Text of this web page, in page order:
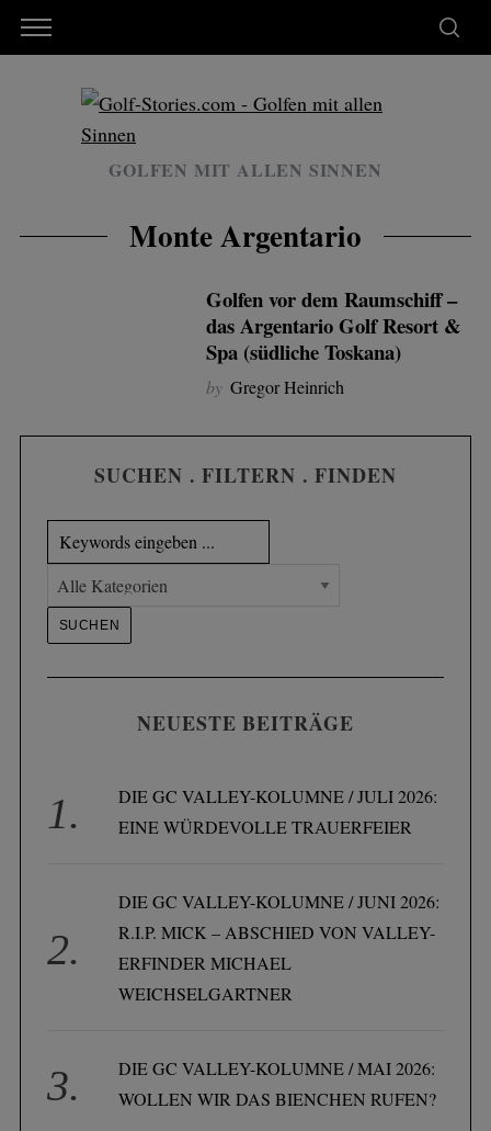
GOLFEN MIT ALLEN SINNEN
Monte Argentario
Golfen vor dem Raumschiff –
das Argentario Golf Resort &
Spa (südliche Toskana)
by Gregor Heinrich
SUCHEN . FILTERN . FINDEN
NEUESTE BEITRÄGE
DIE GC VALLEY-KOLUMNE / JULI 2026:
EINE WÜRDEVOLLE TRAUERFEIER
DIE GC VALLEY-KOLUMNE / JUNI 2026:
R.I.P. MICK – ABSCHIED VON VALLEY-
ERFINDER MICHAEL
WEICHSELGARTNER
DIE GC VALLEY-KOLUMNE / MAI 2026:
WOLLEN WIR DAS BIENCHEN RUFEN?